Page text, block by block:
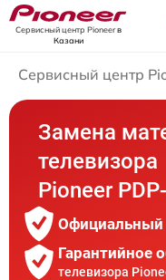
Сервисный центр Pioneerв
Казани
Сервисный центр
Замена
телевизора
Pioneer
Официальный
Гарантийное
телевизора